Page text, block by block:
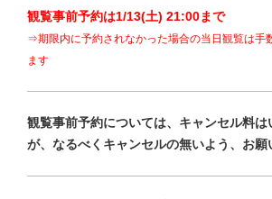
観覧事前予約は1/13(土) 21:00まで
⇒期限内に予約されなかった場合の当日観覧は手
ます
観覧事前予約については、キャンセル料は
が、なるべくキャンセルの無いよう、お願